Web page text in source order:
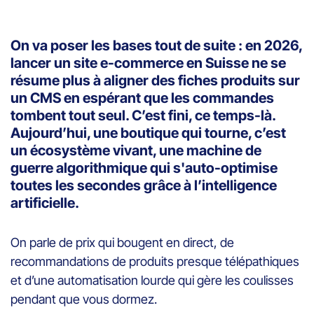
On va poser les bases tout de suite : en 2026,
lancer un site e-commerce en Suisse ne se
résume plus à aligner des fiches produits sur
un CMS en espérant que les commandes
tombent tout seul. C’est fini, ce temps-là.
Aujourd’hui, une boutique qui tourne, c’est
un écosystème vivant, une machine de
guerre algorithmique qui s'auto-optimise
toutes les secondes grâce à l’intelligence
artificielle.
On parle de prix qui bougent en direct, de
recommandations de produits presque télépathiques
et d’une automatisation lourde qui gère les coulisses
pendant que vous dormez.